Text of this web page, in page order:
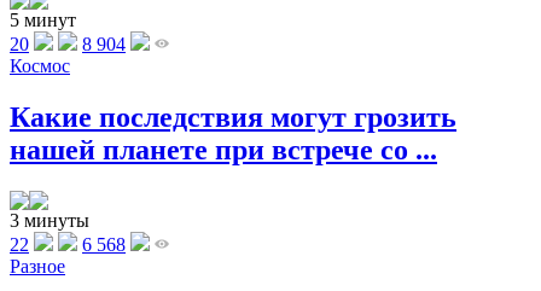
5 минут
20
8 904
Космос
Какие последствия могут грозить
нашей планете при встрече со ...
3 минуты
22
6 568
Разное